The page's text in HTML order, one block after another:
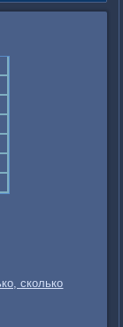
сколько